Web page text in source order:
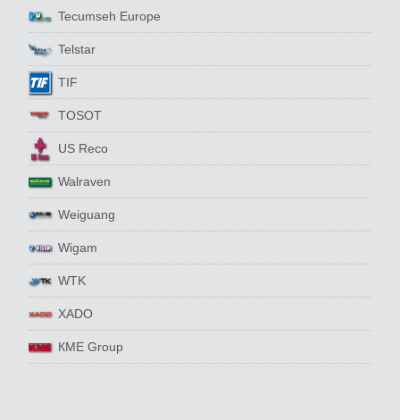
Tecumseh Europe
Telstar
TIF
TOSOT
US Reco
Walraven
Weiguang
Wigam
WTK
XADO
КМЕ Group